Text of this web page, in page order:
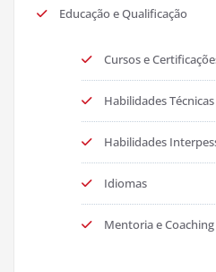
Educação e Qualificação
Cursos e
Habilidades Técnicas
Habilidades
Idiomas
Mentoria e Coaching